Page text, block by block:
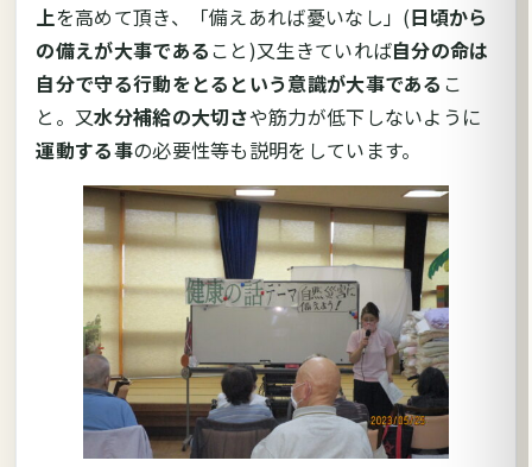
上を高めて頂き、「備えあれば憂いなし」(日頃から
の備えが大事である こと)又生きていれば自分の命は
自分で守る行動をとるという意識が大事である こ
と。又水分補給の大切さや筋力が低下しないように
運動する事の必要性等も説明をしています。